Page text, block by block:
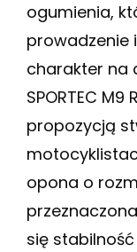
ogumienia,
prowadzenie
charakter na
SPORTEC M9
propozycją
opona o
się stabilność